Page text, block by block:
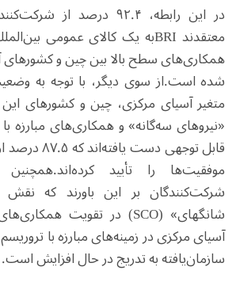
در این رابطه، ۹۲.۴ درصد
معتقدند BRIبه یک کالای عمومی
همکاری‌های سطح بالا بین چین و کشورهای
شده است.از سوی دیگر، با توجه به
متغیر آسیای مرکزی، چین و کشورهای این
«نیروهای سه‌گانه» و همکاری‌های مبارزه
قابل توجهی
موفقیت‌ها را تأیید کرده‌اند.
شرکت‌کنندگان بر این باورند که
شانگهای» (SCO) در تقویت
آسیای مرکزی در زمینه‌های مبارزه با
سازمان‌یافته به تدریج در حال افزایش است.